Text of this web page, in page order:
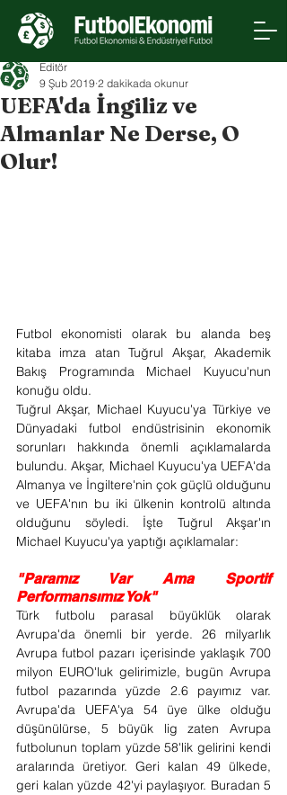
UEFA'da İngiliz ve
Almanlar Ne Derse, O
Olur!
Editör
9 Şub 2019 2 dakikada okunur
Futbol ekonomisti olarak bu alanda beş
kitaba imza atan Tuğrul Akşar, Akademik
Bakış Programında Michael Kuyucu'nun
konuğu oldu.
Tuğrul Akşar, Michael Kuyucu'ya Türkiye ve
Dünyadaki futbol endüstrisinin ekonomik
sorunları hakkında önemli açıklamalarda
bulundu. Akşar, Michael Kuyucu'ya UEFA'da
Almanya ve İngiltere'nin çok güçlü olduğunu
ve UEFA'nın bu iki ülkenin kontrolü altında
olduğunu söyledi. İşte Tuğrul Akşar'ın
Michael Kuyucu'ya yaptığı açıklamalar:
"Paramız Var Ama Sportif
Performansımız Yok"
Türk futbolu parasal büyüklük olarak
Avrupa'da önemli bir yerde. 26 milyarlık
Avrupa futbol pazarı içerisinde yaklaşık 700
milyon EURO'luk gelirimizle, bugün Avrupa
futbol pazarında yüzde 2.6 payımız var.
Avrupa'da UEFA'ya 54 üye ülke olduğu
düşünülürse, 5 büyük lig zaten Avrupa
futbolunun toplam yüzde 58'lik gelirini kendi
aralarında üretiyor. Geri kalan 49 ülkede,
geri kalan yüzde 42'yi paylaşıyor. Buradan 5